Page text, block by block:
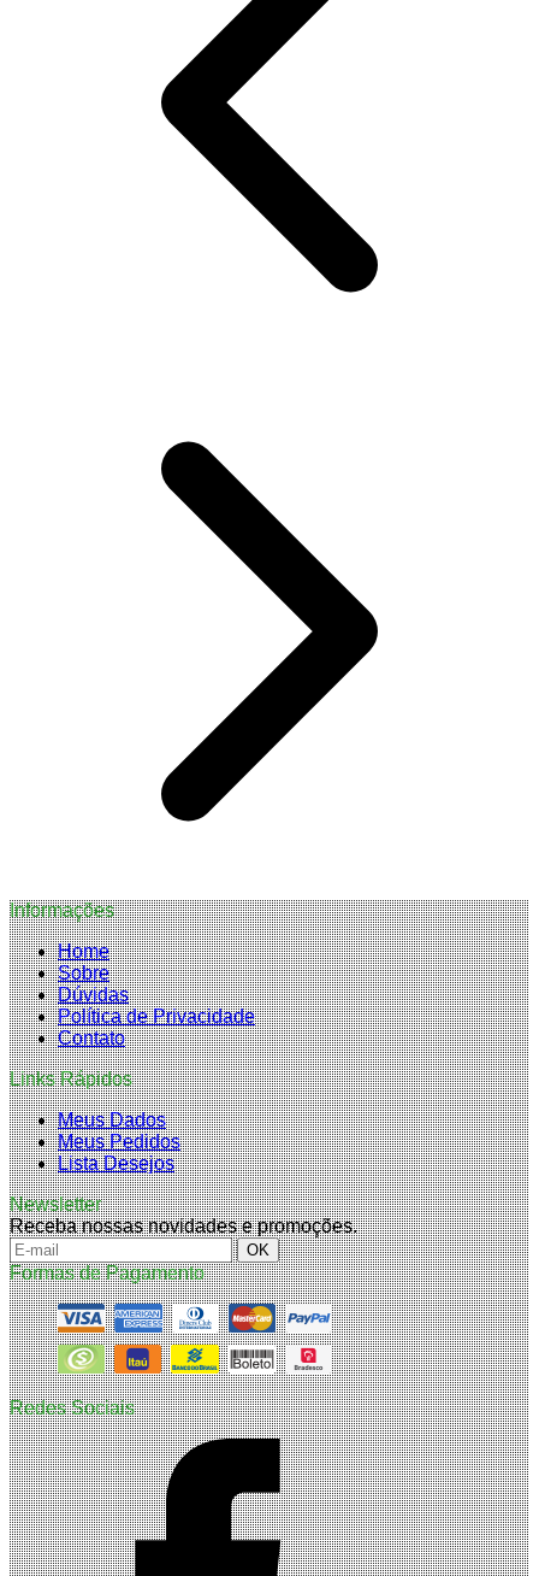
Informações
Home
Sobre
Dúvidas
Política de Privacidade
Contato
Links Rápidos
Meus Dados
Meus Pedidos
Lista Desejos
Newsletter
Receba nossas novidades e promoções.
Formas de Pagamento
Redes Sociais